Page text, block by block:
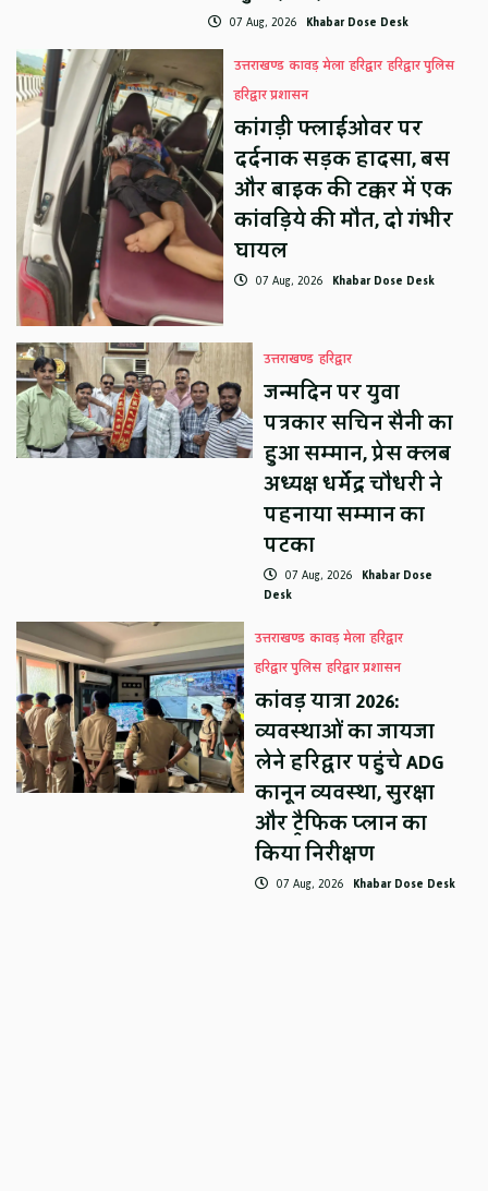
07 Aug, 2026 Khabar Dose Desk
उत्तराखण्ड कावड़ मेला हरिद्वार हरिद्वार पुलिस
हरिद्वार प्रशासन
कांगड़ी फ्लाईओवर पर
दर्दनाक सड़क हादसा, बस
और बाइक की टक्कर में एक
कांवड़िये की मौत, दो गंभीर
घायल
07 Aug, 2026 Khabar Dose Desk
उत्तराखण्ड हरिद्वार
जन्मदिन पर युवा
पत्रकार सचिन सैनी का
हुआ सम्मान, प्रेस क्लब
अध्यक्ष धर्मेंद्र चौधरी ने
पहनाया सम्मान का
पटका
07 Aug, 2026 Khabar Dose
Desk
उत्तराखण्ड कावड़ मेला हरिद्वार
हरिद्वार पुलिस हरिद्वार प्रशासन
कांवड़ यात्रा 2026:
व्यवस्थाओं का जायजा
लेने हरिद्वार पहुंचे ADG
कानून व्यवस्था, सुरक्षा
और ट्रैफिक प्लान का
किया निरीक्षण
07 Aug, 2026 Khabar Dose Desk